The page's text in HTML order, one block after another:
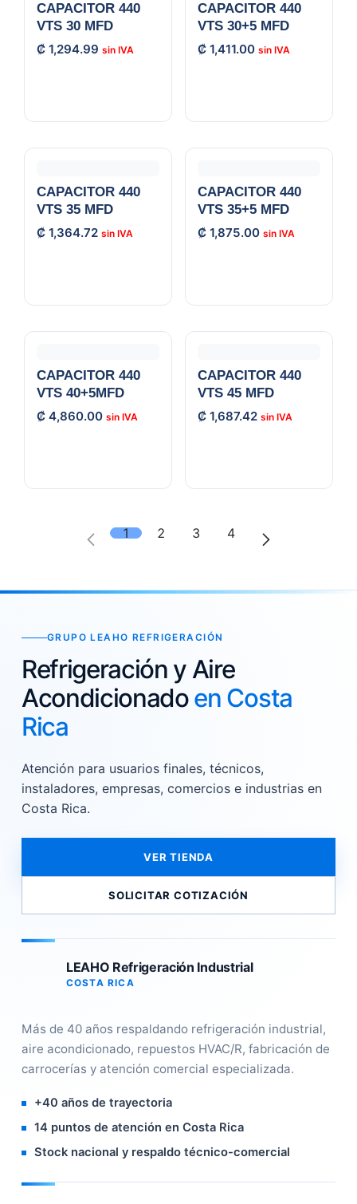
CAPACITOR 440
VTS 30 MFD
₡ 1,294.99
CAPACITOR 440
VTS 30+5 MFD
₡ 1,411.00
CAPACITOR 440
VTS 35 MFD
₡ 1,364.72
CAPACITOR 440
VTS 35+5 MFD
₡ 1,875.00
CAPACITOR 440
VTS 40+5MFD
₡ 4,860.00
CAPACITOR 440
VTS 45 MFD
₡ 1,687.42
1 2 3 4
GRUPO LEAHO REFRIGERACIÓN
Refrigeración y Aire
Acondicionadoen Costa
Rica
Atención para usuarios finales, técnicos,
instaladores, empresas, comercios e industrias en
Costa Rica.
VER TIENDA
SOLICITAR COTIZACIÓN
LEAHO Refrigeración Industrial
COSTA RICA
Más de 40 años respaldando refrigeración industrial,
aire acondicionado, repuestos HVAC/R, fabricación de
carrocerías y atención comercial especializada.
+40 años de trayectoria
14 puntos de atención en Costa Rica
Stock nacional y respaldo técnico-comercial